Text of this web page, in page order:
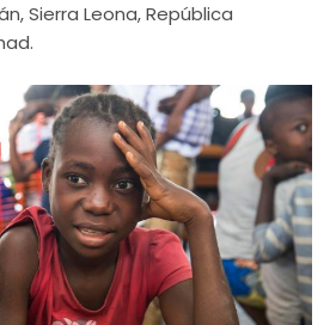
Sierra Leona, República